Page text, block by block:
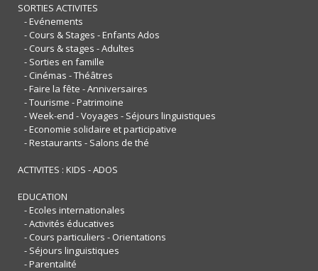
SORTIES ACTIVITES
- Evénements
- Cours & Stages - Enfants Ados
- Cours & stages - Adultes
- Sorties en famille
- Cinémas - Théâtres
- Faire la fête - Anniversaires
- Tourisme - Patrimoine
- Week-end - Voyages - Séjours linguistiques
- Economie solidaire et participative
- Restaurants - Salons de thé
ACTIVITES : KIDS - ADOS
EDUCATION
- Ecoles internationales
- Activités éducatives
- Cours particuliers - Orientations
- Séjours linguistiques
- Parentalité